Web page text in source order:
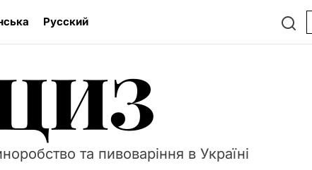
Русский Search
та пивоваріння в Україні
вибір для захисту вашого пристрою